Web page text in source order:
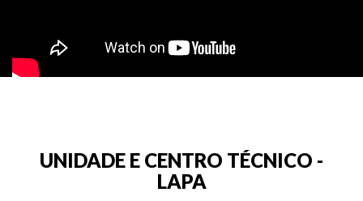
UNIDADE E CENTRO TÉCNICO -
LAPA